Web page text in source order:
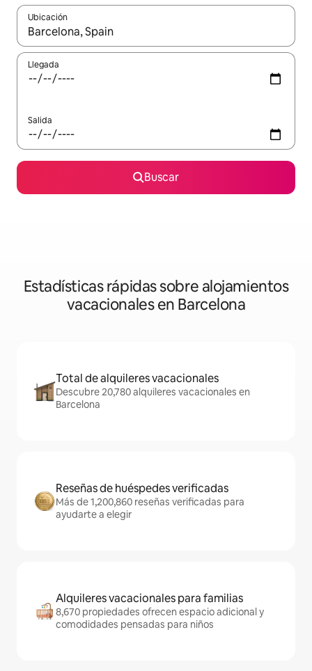
Ubicación
Cuando los resultados estén disponibles, navega con las
Llegada
Salida
Buscar
Estadísticas rápidas sobre alojamientos
vacacionales en Barcelona
Total de alquileres vacacionales
Descubre 20,780 alquileres vacacionales en
Barcelona
Reseñas de huéspedes verificadas
Más de 1,200,860 reseñas verificadas para
ayudarte a elegir
Alquileres vacacionales para familias
8,670 propiedades ofrecen espacio adicional y
comodidades pensadas para niños